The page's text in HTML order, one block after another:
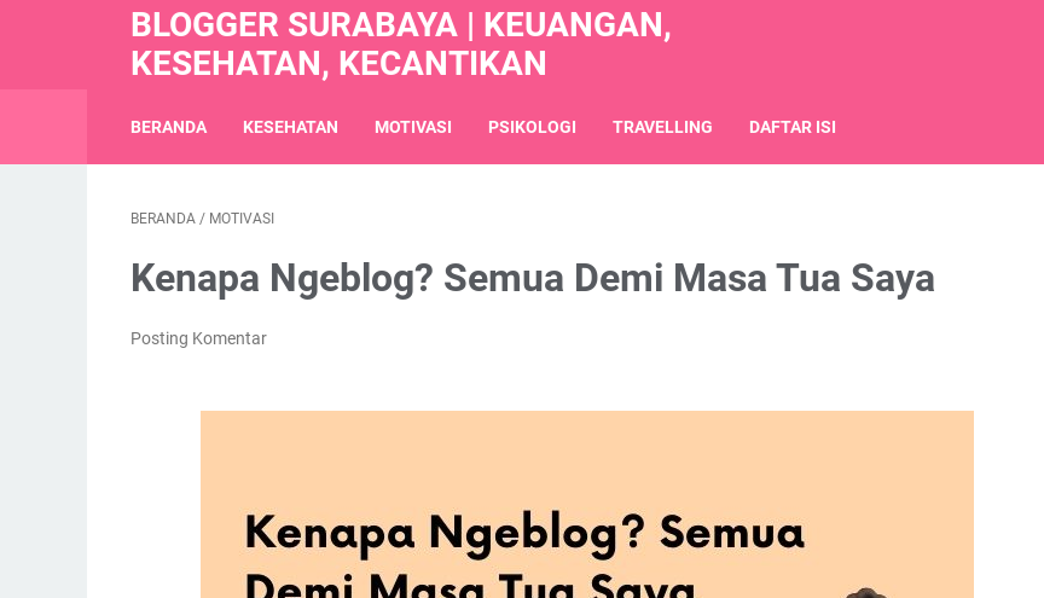
BLOGGER SURABAYA | KEUANGAN,
KESEHATAN, KECANTIKAN
BERANDA KESEHATAN MOTIVASI PSIKOLOGI TRAVELLING DAFTAR ISI
BERANDA / MOTIVASI
Kenapa Ngeblog? Semua Demi Masa Tua Saya
Posting Komentar